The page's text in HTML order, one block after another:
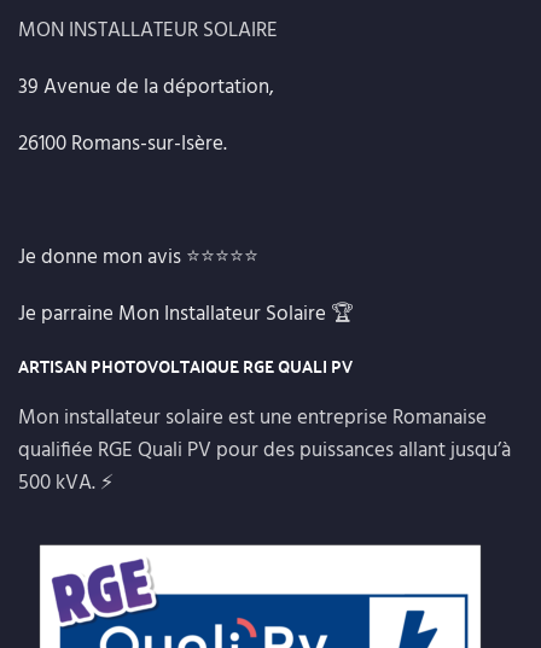
MON INSTALLATEUR SOLAIRE
39 Avenue de la déportation,
26100 Romans-sur-Isère.
Je donne mon avis⭐⭐⭐⭐⭐
Je parraine Mon Installateur Solaire 🏆
ARTISAN PHOTOVOLTAIQUE RGE QUALI PV
Mon installateur solaire est une entreprise Romanaise
qualifiée RGE Quali PV pour des puissances allant jusqu’à
500 kVA. ⚡